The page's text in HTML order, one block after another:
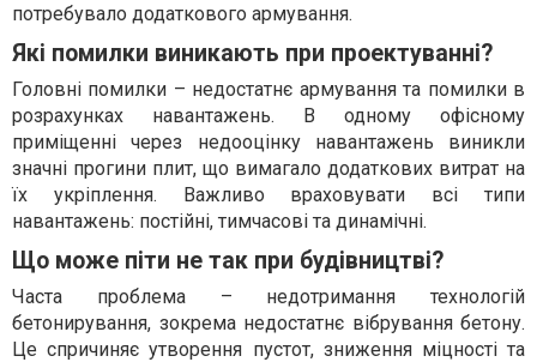
потребувало додаткового армування.
Які помилки виникають при проектуванні?
Головні помилки – недостатнє армування та помилки в
розрахунках навантажень. В одному офісному
приміщенні через недооцінку навантажень виникли
значні прогини плит, що вимагало додаткових витрат на
їх укріплення. Важливо враховувати всі типи
навантажень: постійні, тимчасові та динамічні.
Що може піти не так при будівництві?
Часта проблема – недотримання технологій
бетонирування, зокрема недостатнє вібрування бетону.
Це спричиняє утворення пустот, зниження міцності та